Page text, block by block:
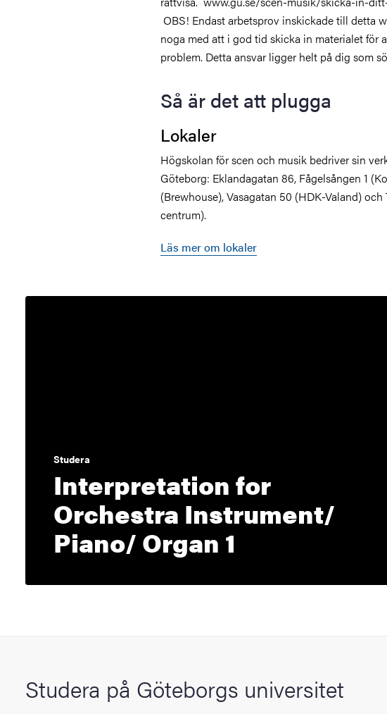
OBS! Endast arbetsprov inskickade till detta
noga med att i god tid skicka in materialet för
problem. Detta ansvar ligger helt på dig som
Så är det att plugga
Lokaler
Högskolan för scen och musik bedriver sin
Göteborg: Eklandagatan 86, Fågelsången 1
(Brewhouse), Vasagatan 50 (HDK-Valand) och
centrum).
Läs mer om lokaler
Studera
Interpretation for
Orchestra Instrument/
Piano/ Organ 1
Studera på Göteborgs universitet